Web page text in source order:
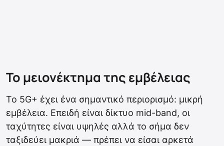
Το μειονέκτημα της εμβέλειας
Το 5G+ έχει ένα σημαντικό περιορισμό: μικρή
εμβέλεια. Επειδή είναι δίκτυο mid-band, οι
ταχύτητες είναι υψηλές αλλά το σήμα δεν
ταξιδεύει μακριά — πρέπει να είσαι αρκετά